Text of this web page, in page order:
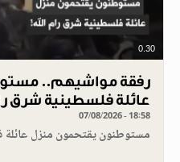
0.30
رفقة مواشيهم..
عائلة فلسطينية شرق
07/08/2026 - 18:58
مستوطنون يقتحمون منزل